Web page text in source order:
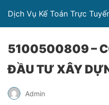
Dịch Vụ Kế Toán Trực
5100500809 –
ĐẦU TƯ XÂY
Admin